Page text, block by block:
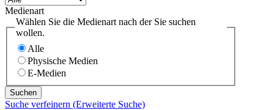
Medienart
Wählen Sie die Medienart nach der Sie suchen
wollen.
Alle
Physische Medien
E-Medien
Suche verfeinern (Erweiterte Suche)